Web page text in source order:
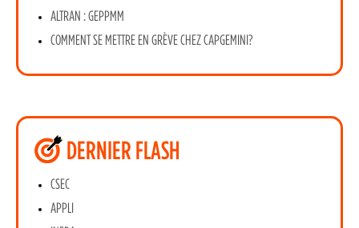
ALTRAN : GEPPMM
COMMENT SE METTRE EN GRÈVE CHEZ CAPGEMINI?
DERNIER FLASH
CSEC
APPLI